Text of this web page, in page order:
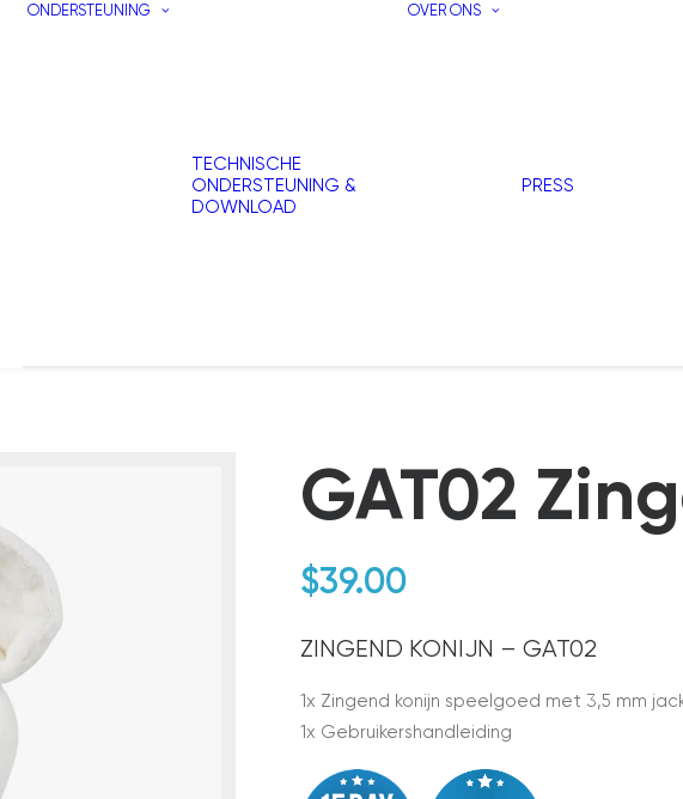
ONDERSTEUNING
TECHNISCHE
ONDERSTEUNING &
DOWNLOAD
OVER ONS
PRESS
GAT02
$39.00
ZINGEND KONIJN – GAT02
1x Zingend konijn speelgoed met 3,5 mm
1x Gebruikershandleiding